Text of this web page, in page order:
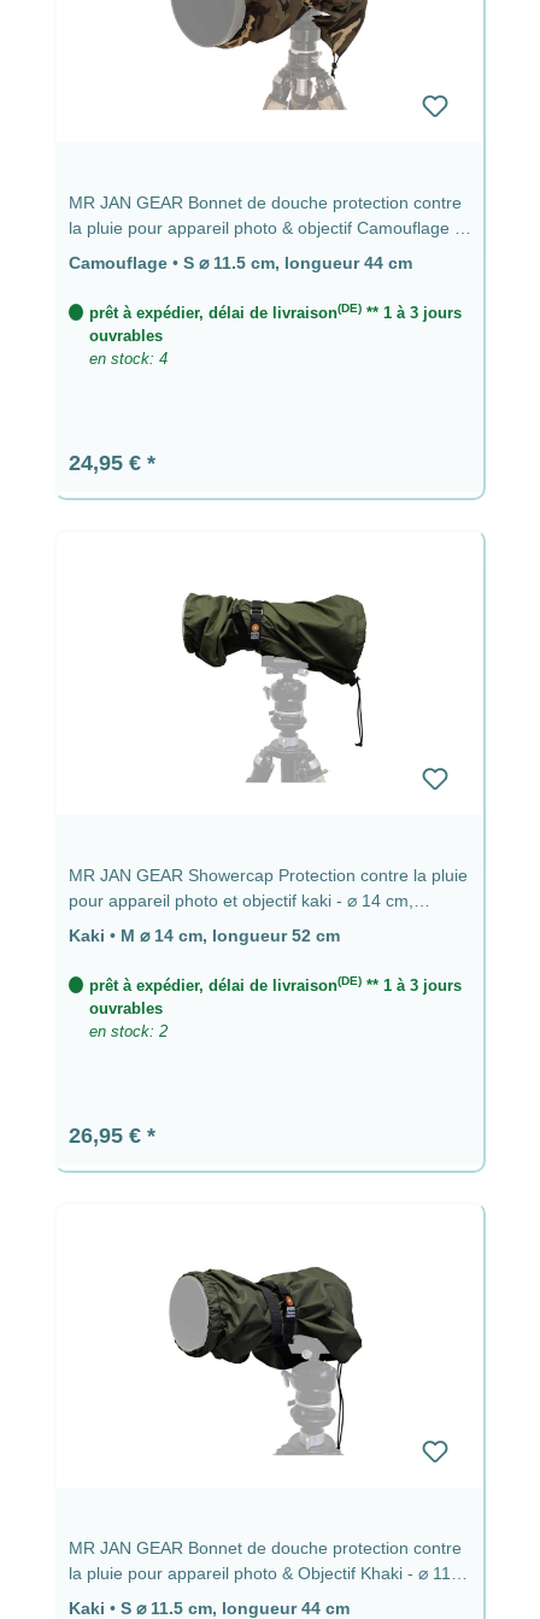
MR JAN GEAR Bonnet de douche protection contre
la pluie pour appareil photo & objectif Camouflage -
⌀ 11,5 cm, longueur 44 cm
Camouflage • S ⌀ 11.5 cm, longueur 44 cm
prêt à expédier, délai de livraison(DE)** 1 à 3 jours
ouvrables
en stock: 4
Prix régulier :
24,95 €
MR JAN GEAR Showercap Protection contre la pluie
pour appareil photo et objectif kaki - ⌀ 14 cm,
longueur 52 cm
Kaki • M ⌀ 14 cm, longueur 52 cm
prêt à expédier, délai de livraison(DE)** 1 à 3 jours
ouvrables
en stock: 2
Prix régulier :
26,95 €
MR JAN GEAR Bonnet de douche protection contre
la pluie pour appareil photo & Objectif Khaki - ⌀ 11,5
cm, longueur 44 cm
Kaki • S ⌀ 11.5 cm, longueur 44 cm